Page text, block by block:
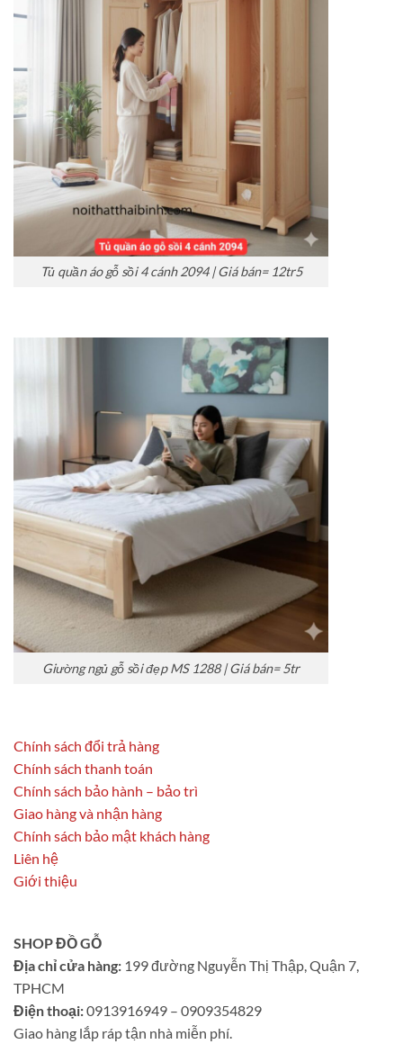
Tủ quần áo gỗ sồi 4 cánh 2094 | Giá bán= 12tr5
Giường ngủ gỗ sồi đẹp MS 1288 | Giá bán= 5tr
Chính sách đổi trả hàng
Chính sách thanh toán
Chính sách bảo hành – bảo trì
Giao hàng và nhận hàng
Chính sách bảo mật khách hàng
Liên hệ
Giới thiệu
SHOP ĐỒ GỖ
Địa chỉ cửa hàng: 199 đường Nguyễn Thị Thập, Quận 7,
TPHCM
Điện thoại:0913916949 – 0909354829
Giao hàng lắp ráp tận nhà miễn phí.